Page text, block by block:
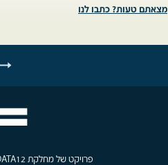
מצאתם טעות? כתבו לנו